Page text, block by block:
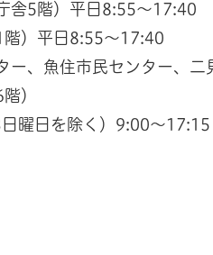
5階）平日8:55～17:40
）平日8:55～17:40
、魚住市民センター、二
）
日を除く）9:00～17:15